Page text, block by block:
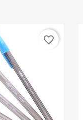
favorite_border